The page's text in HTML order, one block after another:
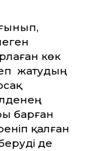
көк
жатудың
барған
қалған
де